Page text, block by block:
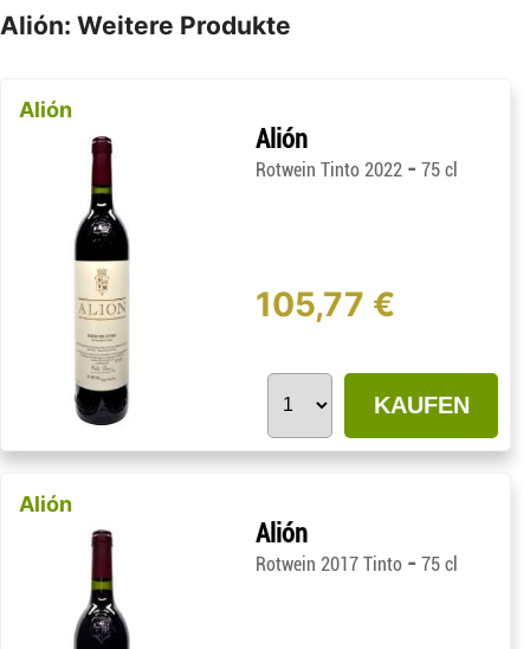
Alión: Weitere Produkte
Alión
Alión
Rotwein Tinto 2022 -75 cl
105,77 €
KAUFEN
Alión
Alión
Rotwein 2017 Tinto -75 cl